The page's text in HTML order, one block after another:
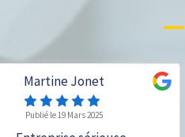
Martine Jonet
Publié le 19 Mars 2025